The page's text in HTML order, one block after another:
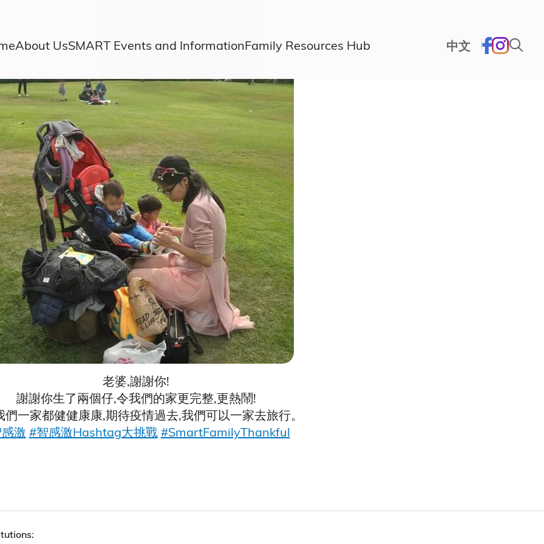
About UsSMART Events and InformationFamily Resources Hub 中文
老婆,謝謝你!
謝謝你生了兩個仔,令我們的家更完整,更熱鬧!
們一家都健健康康,期待疫情過去,我們可以一家去旅行。
激 #智感激Hashtag大挑戰 #SmartFamilyThankful